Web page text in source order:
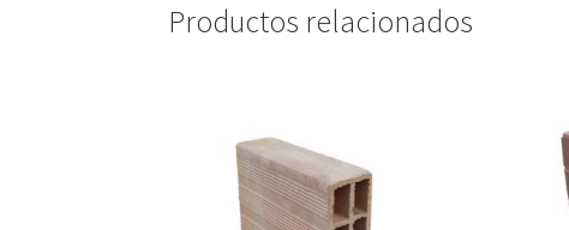
Productos relacionados